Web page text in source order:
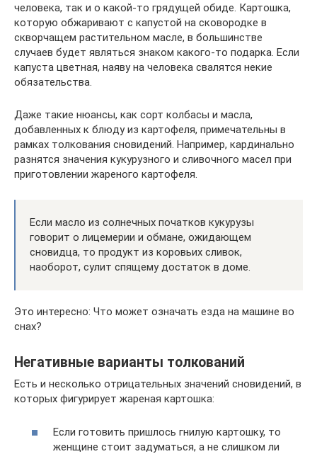
человека, так и о какой-то грядущей обиде. Картошка,
которую обжаривают с капустой на сковородке в
скворчащем растительном масле, в большинстве
случаев будет являться знаком какого-то подарка. Если
капуста цветная, наяву на человека свалятся некие
обязательства.
Даже такие нюансы, как сорт колбасы и масла,
добавленных к блюду из картофеля, примечательны в
рамках толкования сновидений. Например, кардинально
разнятся значения кукурузного и сливочного масел при
приготовлении жареного картофеля.
Если масло из солнечных початков кукурузы
говорит о лицемерии и обмане, ожидающем
сновидца, то продукт из коровьих сливок,
наоборот, сулит спящему достаток в доме.
Это интересно: Что может означать езда на машине во
снах?
Негативные варианты толкований
Есть и несколько отрицательных значений сновидений, в
которых фигурирует жареная картошка:
Если готовить пришлось гнилую картошку, то
женщине стоит задуматься, а не слишком ли